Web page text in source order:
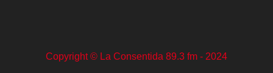
Copyright © La Consentida 89.3 fm - 2024